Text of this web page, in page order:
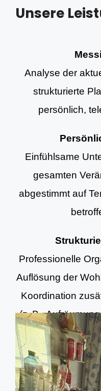
Unsere
Analyse der
strukturierte
persönlich,
Einfühlsame
gesamten
abgestimmt auf
Professionelle
Auflösung der
Koordination
(z. B.
und